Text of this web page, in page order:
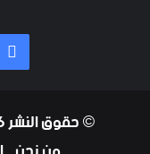
© حقوق النشر 2026، جميع الحقوق محفوظة |